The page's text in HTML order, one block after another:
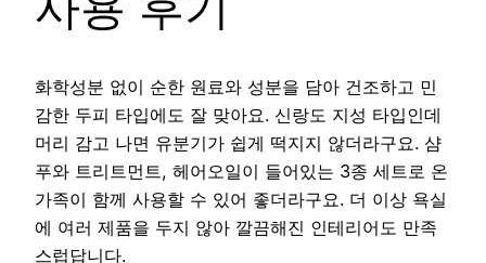
화학성분 없이 순한 원료와 성분을 담아 건조하고 민
감한 두피 타입에도 잘 맞아요. 신랑도 지성 타입인데
머리 감고 나면 유분기가 쉽게 떡지지 않더라구요. 샴
푸와 트리트먼트, 헤어오일이 들어있는 3종 세트로 온
가족이 함께 사용할 수 있어 좋더라구요. 더 이상 욕실
에 여러 제품을 두지 않아 깔끔해진 인테리어도 만족
스럽답니다.